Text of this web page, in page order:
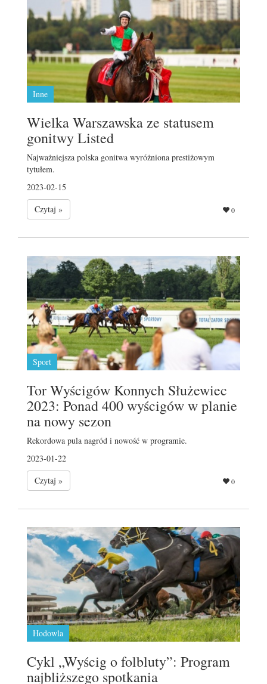
Inne
Wielka Warszawska ze statusem
gonitwy Listed
Najważniejsza polska gonitwa wyróżniona prestiżowym
tytułem.
2023-02-15
Czytaj »
0
Sport
Tor Wyścigów Konnych Służewiec
2023: Ponad 400 wyścigów w planie
na nowy sezon
Rekordowa pula nagród i nowość w programie.
2023-01-22
Czytaj »
0
Hodowla
Cykl „Wyścig o folbluty”: Program
najbliższego spotkania